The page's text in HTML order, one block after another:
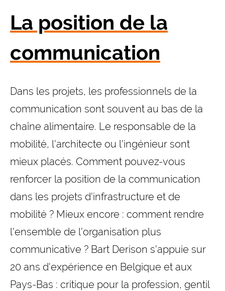
La position de la
communication
Dans les projets, les professionnels de la
communication sont souvent au bas de la
chaîne alimentaire. Le responsable de la
mobilité, l'architecte ou l'ingénieur sont
mieux placés. Comment pouvez-vous
renforcer la position de la communication
dans les projets d'infrastructure et de
mobilité ? Mieux encore : comment rendre
l'ensemble de l'organisation plus
communicative ? Bart Derison s'appuie sur
20 ans d'expérience en Belgique et aux
Pays-Bas : critique pour la profession, gentil